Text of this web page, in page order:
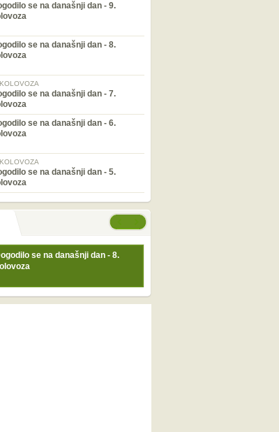
se na današnji dan - 9.
se na današnji dan - 8.
se na današnji dan - 7.
se na današnji dan - 6.
se na današnji dan - 5.
se na današnji dan - 8.